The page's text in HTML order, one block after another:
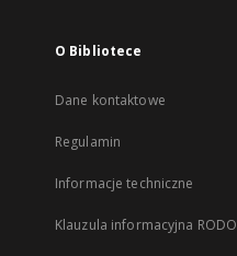
O Bibliotece
Dane kontaktowe
Regulamin
Informacje techniczne
Klauzula informacyjna RODO